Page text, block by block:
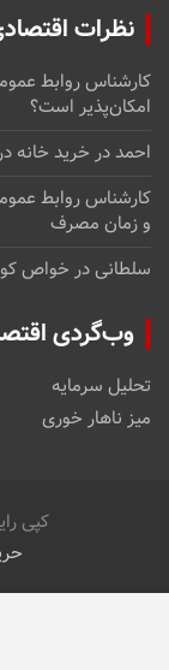
نظرات
کارشناس روابط
امکان‌پذیر است؟
احمددرخرید خانه
کارشناس روابط
و زمان مصرف
سلطانیدرخواص کود
وب‌گردی
تحلیل سرمایه
میز ناهار خوری
کپی